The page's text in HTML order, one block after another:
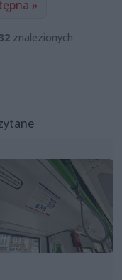
»
32 znalezionych